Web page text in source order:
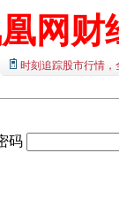
网财
时刻追踪股市行情
码